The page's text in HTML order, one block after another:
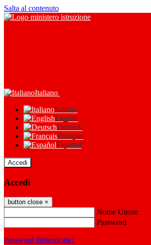
Salta al contenuto
Italiano
Italiano
English
Deutsch
Français
Español
Accedi
Accedi
button close ×
Nome Utente
Password
Password dimenticata?